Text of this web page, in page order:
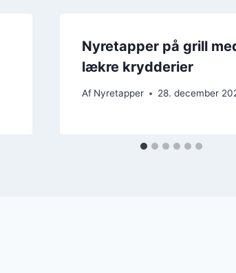
Nyretapper på grill
lækre krydderier
Af Nyretapper 28. december